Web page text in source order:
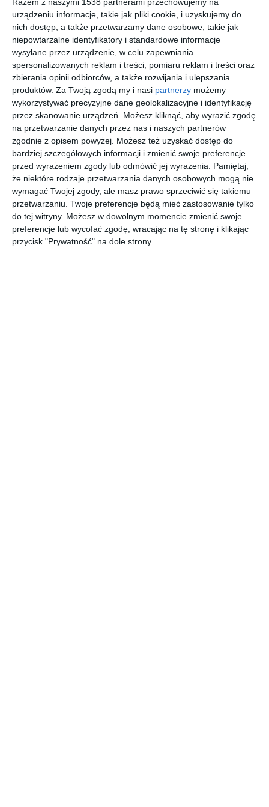
Razem z naszymi 1538 partnerami przechowujemy na
urządzeniu informacje, takie jak pliki cookie, i uzyskujemy do
nich dostęp, a także przetwarzamy dane osobowe, takie jak
niepowtarzalne identyfikatory i standardowe informacje
wysyłane przez urządzenie, w celu zapewniania
spersonalizowanych reklam i treści, pomiaru reklam i treści oraz
zbierania opinii odbiorców, a także rozwijania i ulepszania
produktów. Za Twoją zgodą my i nasi partnerzy możemy
wykorzystywać precyzyjne dane geolokalizacyjne i identyfikację
przez skanowanie urządzeń. Możesz kliknąć, aby wyrazić zgodę
na przetwarzanie danych przez nas i naszych partnerów
zgodnie z opisem powyżej. Możesz też uzyskać dostęp do
bardziej szczegółowych informacji i zmienić swoje preferencje
przed wyrażeniem zgody lub odmówić jej wyrażenia. Pamiętaj,
że niektóre rodzaje przetwarzania danych osobowych mogą nie
wymagać Twojej zgody, ale masz prawo sprzeciwić się takiemu
przetwarzaniu. Twoje preferencje będą mieć zastosowanie tylko
do tej witryny. Możesz w dowolnym momencie zmienić swoje
preferencje lub wycofać zgodę, wracając na tę stronę i klikając
przycisk "Prywatność" na dole strony.
WC w
minimalistycznym
wydaniu
Dodaj do ulubionych
Łazienka w
minimalistycznym
wydaniu.
160-metrowy
apartament na
Mokotowie autorstwa
Loft Factory
Dodaj do ulubionych
160-metrowy
apartament na
Mokotowie autorstwa
Loft Factory